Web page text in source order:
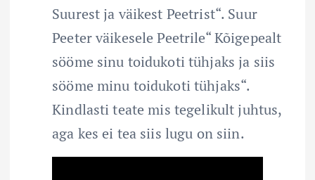
Suurest ja väikest Peetrist“. Suur
Peeter väikesele Peetrile“ Kõigepealt
sööme sinu toidukoti tühjaks ja siis
sööme minu toidukoti tühjaks“.
Kindlasti teate mis tegelikult juhtus,
aga kes ei tea siis lugu on siin.